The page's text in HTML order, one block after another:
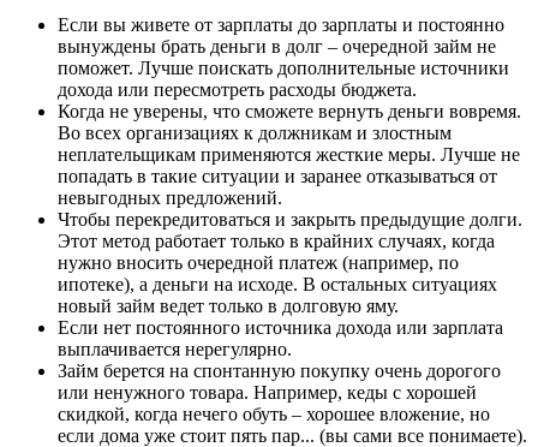
Если вы живете от зарплаты до зарплаты и постоянно
вынуждены брать деньги в долг – очередной займ не
поможет. Лучше поискать дополнительные источники
дохода или пересмотреть расходы бюджета.
Когда не уверены, что сможете вернуть деньги вовремя.
Во всех организациях к должникам и злостным
неплательщикам применяются жесткие меры. Лучше не
попадать в такие ситуации и заранее отказываться от
невыгодных предложений.
Чтобы перекредитоваться и закрыть предыдущие долги.
Этот метод работает только в крайних случаях, когда
нужно вносить очередной платеж (например, по
ипотеке), а деньги на исходе. В остальных ситуациях
новый займ ведет только в долговую яму.
Если нет постоянного источника дохода или зарплата
выплачивается нерегулярно.
Займ берется на спонтанную покупку очень дорогого
или ненужного товара. Например, кеды с хорошей
скидкой, когда нечего обуть – хорошее вложение, но
если дома уже стоит пять пар... (вы сами все понимаете).